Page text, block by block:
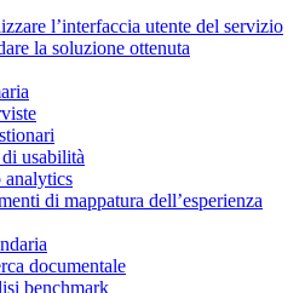
l’interfaccia utente del servizio
la soluzione ottenuta
usabilità
analytics
di mappatura dell’esperienza
documentale
benchmark